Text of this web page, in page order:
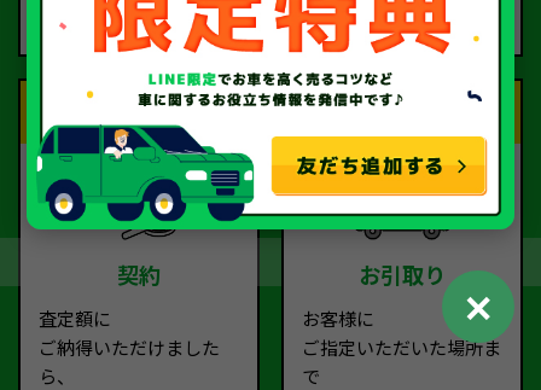
ご依頼ください。
す。
Step.3
契約
査定額に
ご納得いただけました
ら、
Step.4
お引取り
お客様に
ご指定いただいた場所ま
で
✕